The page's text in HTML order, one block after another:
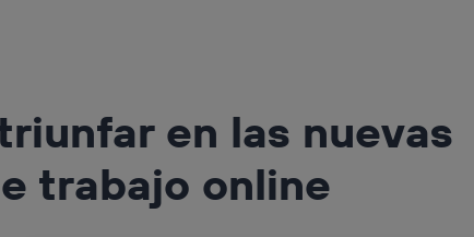
en las nuevas
trabajo online